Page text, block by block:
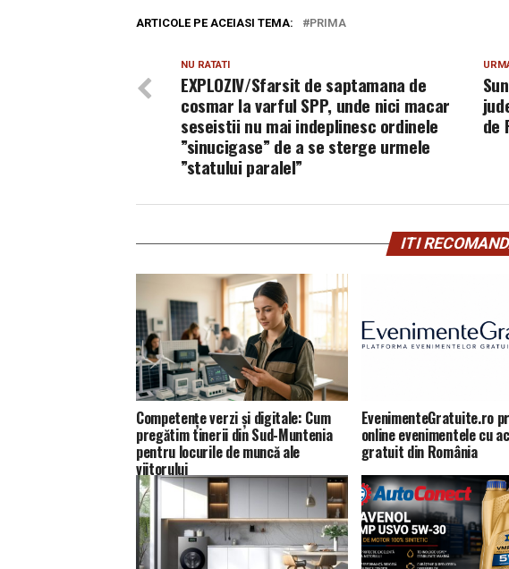
ARTICOLE PE ACEIASI TEMA: PRIMA
de
NU RATATI
EXPLOZIV/Sfarsit de saptamana de
cosmar la varful SPP, unde nici macar
seseistii nu mai indeplinesc ordinele
”sinucigase” de a se sterge urmele
”statului paralel”
ITI
Competențe verzi și digitale: Cum
pregătim tinerii din Sud-Muntenia
pentru locurile de muncă ale
viitorului
EvenimenteGratuite.ro
online evenimentele cu
gratuit din România